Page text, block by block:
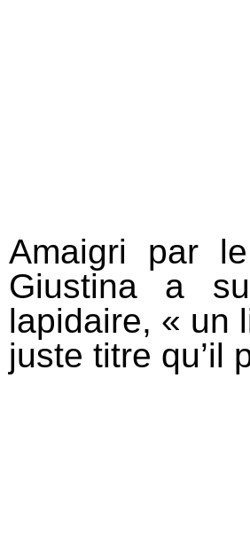
Amaigri par
Giustina a
lapidaire, « un
juste titre qu’il